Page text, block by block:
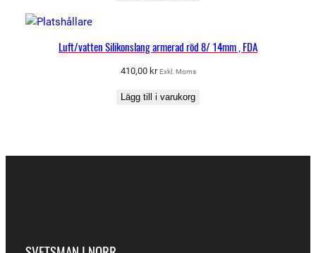
Luft/vatten Silikonslang armerad röd 8/ 14mm , FDA
410,00 kr Exkl. Moms
Lägg till i varukorg